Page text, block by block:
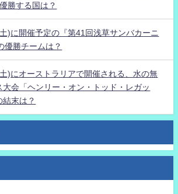
勝する国は？
)に開催予定の『第41回浅草サンバカーニ
優勝チームは？
)にオーストラリアで開催される、水の無
大会「ヘンリー・オン・トッド・レガッ
結末は？